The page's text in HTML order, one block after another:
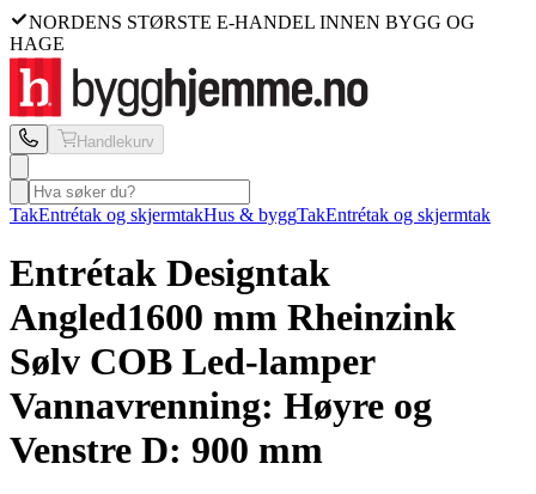
NORDENS STØRSTE E-HANDEL INNEN BYGG OG
HAGE
Handlekurv
TakEntrétak og skjermtakHus & byggTakEntrétak og skjermtak
Entrétak Designtak
Angled1600 mm Rheinzink
Sølv COB Led-lamper
Vannavrenning: Høyre og
Venstre D: 900 mm